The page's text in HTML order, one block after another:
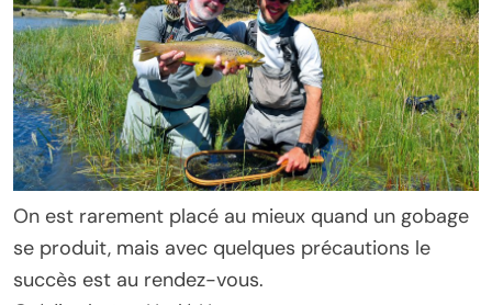
On est rarement placé au mieux quand un gobage
se produit, mais avec quelques précautions le
succès est au rendez-vous.